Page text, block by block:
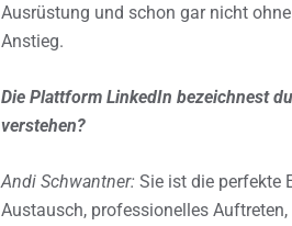
Ausrüstung und schon gar nicht
Anstieg.
Die Plattform LinkedIn bezeichnest
verstehen?
Andi Schwantner: Sie ist die perfekte
Austausch, professionelles